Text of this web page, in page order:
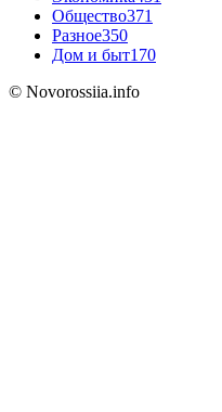
Общество371
Разное350
Дом и быт170
© Novorossiia.info